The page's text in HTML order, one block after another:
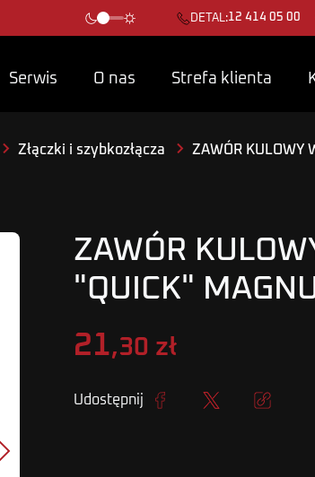
DETAL:12 414 05 00
Serwis O nas Strefa klienta
Złączki i szybkozłącza ZAWÓR KULOWY
Następny
ZAWÓR
"QUICK"
21,30 zł
Udostępnij